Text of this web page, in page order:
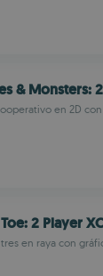
& Monsters:
en 2D
2 Player
en raya con